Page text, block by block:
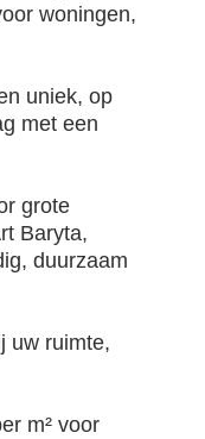
woningen,
uniek, op
met een
grote
Baryta,
duurzaam
uw ruimte,
m² voor